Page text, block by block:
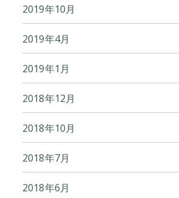
2019年10月
2019年4月
2019年1月
2018年12月
2018年10月
2018年7月
2018年6月